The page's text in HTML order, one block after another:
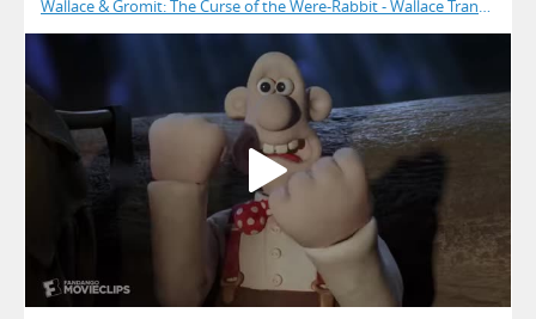
Wallace & Gromit: The Curse of the Were-Rabbit - Wallace Transforms